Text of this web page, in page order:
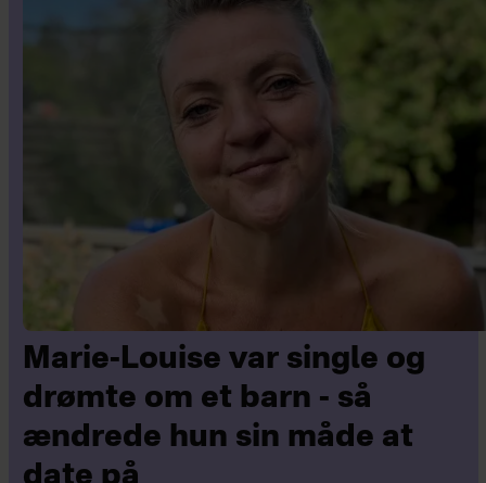
Marie-Louise var single og
drømte om et barn - så
ændrede hun sin måde at
date på